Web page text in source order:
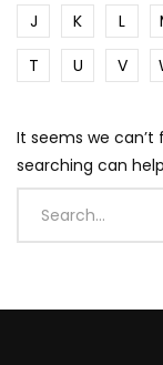
J
K L
T
U V
It seems we can’t
searching can